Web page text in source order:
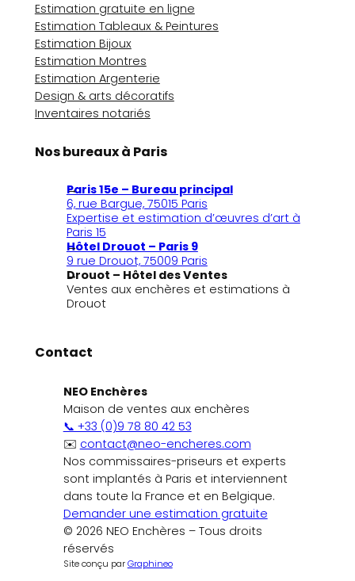
Estimation gratuite en ligne
Estimation Tableaux & Peintures
Estimation Bijoux
Estimation Montres
Estimation Argenterie
Design & arts décoratifs
Inventaires notariés
Nos bureaux à Paris
Paris 15e – Bureau principal
6, rue Bargue, 75015 Paris
Expertise et estimation d’œuvres d’art à
Paris 15
Hôtel Drouot – Paris 9
9 rue Drouot, 75009 Paris
Drouot – Hôtel des Ventes
Ventes aux enchères et estimations à
Drouot
Contact
NEO Enchères
Maison de ventes aux enchères
📞 +33 (0)9 78 80 42 53
✉️ contact@neo-encheres.com
Nos commissaires-priseurs et experts
sont implantés à Paris et interviennent
dans toute la France et en Belgique.
Demander une estimation gratuite
© 2026 NEO Enchères – Tous droits
réservés
Site conçu parGraphineo